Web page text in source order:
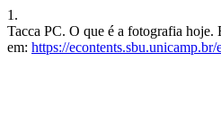
1.
Tacca PC. O que é a fotografia
em: https://